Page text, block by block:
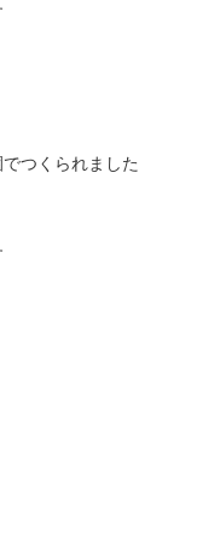
つくられました